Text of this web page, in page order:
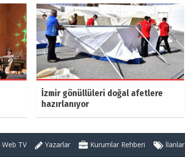
İzmir gönüllüleri doğal afetlere
hazırlanıyor
Web TV Yazarlar Kurumlar Rehberi İlanlar